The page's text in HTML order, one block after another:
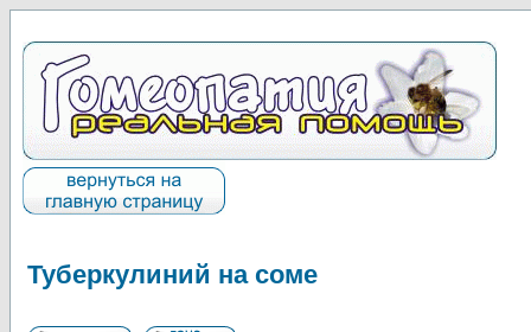
Туберкулиний на соме